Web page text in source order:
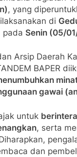
, yang
di
pada Senin (05/
Arsip Daerah
BAPER
gawai
untuk
, serta
dan